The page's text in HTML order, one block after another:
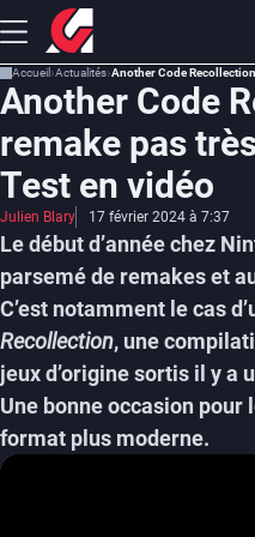
Accueil Actualités Another Code
Another Code
remake pas
Test en vidéo
Julien Blary 17 février 2024 à 7:37
Le début d’année chez
parsemé de remakes et
C’est notamment le cas
Recollection, une
jeux d’origine sortis il y a
Une bonne occasion
format plus moderne.